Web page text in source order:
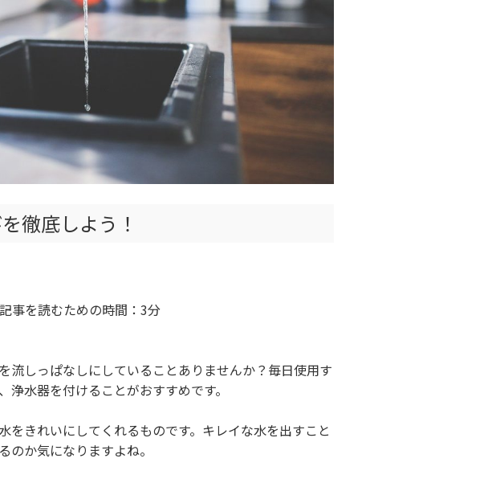
徹底しよう！
事を読むための時間：3分
流しっぱなしにしていることありませんか？毎日使用す
水器を付けることがおすすめです。
をきれいにしてくれるものです。キレイな水を出すこと
のか気になりますよね。